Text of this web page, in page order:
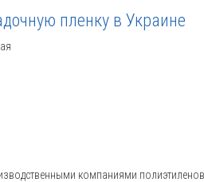
пленку в Украине
компаниями